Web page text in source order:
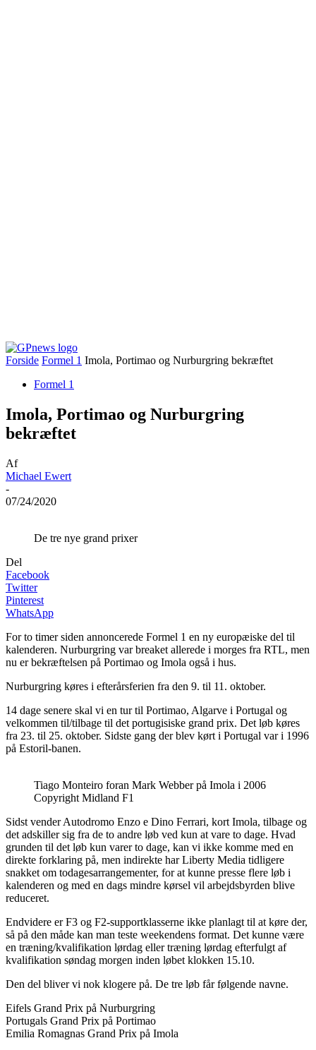
Forside Formel 1 Imola, Portimao og Nurburgring bekræftet
Formel 1
Imola, Portimao og Nurburgring
bekræftet
Af
Michael Ewert
-
07/24/2020
De tre nye grand prixer
Del
Facebook
Twitter
Pinterest
WhatsApp
For to timer siden annoncerede Formel 1 en ny europæiske del til
kalenderen. Nurburgring var breaket allerede i morges fra RTL, men
nu er bekræftelsen på Portimao og Imola også i hus.
Nurburgring køres i efterårsferien fra den 9. til 11. oktober.
14 dage senere skal vi en tur til Portimao, Algarve i Portugal og
velkommen til/tilbage til det portugisiske grand prix. Det løb køres
fra 23. til 25. oktober. Sidste gang der blev kørt i Portugal var i 1996
på Estoril-banen.
Tiago Monteiro foran Mark Webber på Imola i 2006
Copyright Midland F1
Sidst vender Autodromo Enzo e Dino Ferrari, kort Imola, tilbage og
det adskiller sig fra de to andre løb ved kun at vare to dage. Hvad
grunden til det løb kun varer to dage, kan vi ikke komme med en
direkte forklaring på, men indirekte har Liberty Media tidligere
snakket om todagesarrangementer, for at kunne presse flere løb i
kalenderen og med en dags mindre kørsel vil arbejdsbyrden blive
reduceret.
Endvidere er F3 og F2-supportklasserne ikke planlagt til at køre der,
så på den måde kan man teste weekendens format. Det kunne være
en træning/kvalifikation lørdag eller træning lørdag efterfulgt af
kvalifikation søndag morgen inden løbet klokken 15.10.
Den del bliver vi nok klogere på. De tre løb får følgende navne.
Eifels Grand Prix på Nurburgring
Portugals Grand Prix på Portimao
Emilia Romagnas Grand Prix på Imola